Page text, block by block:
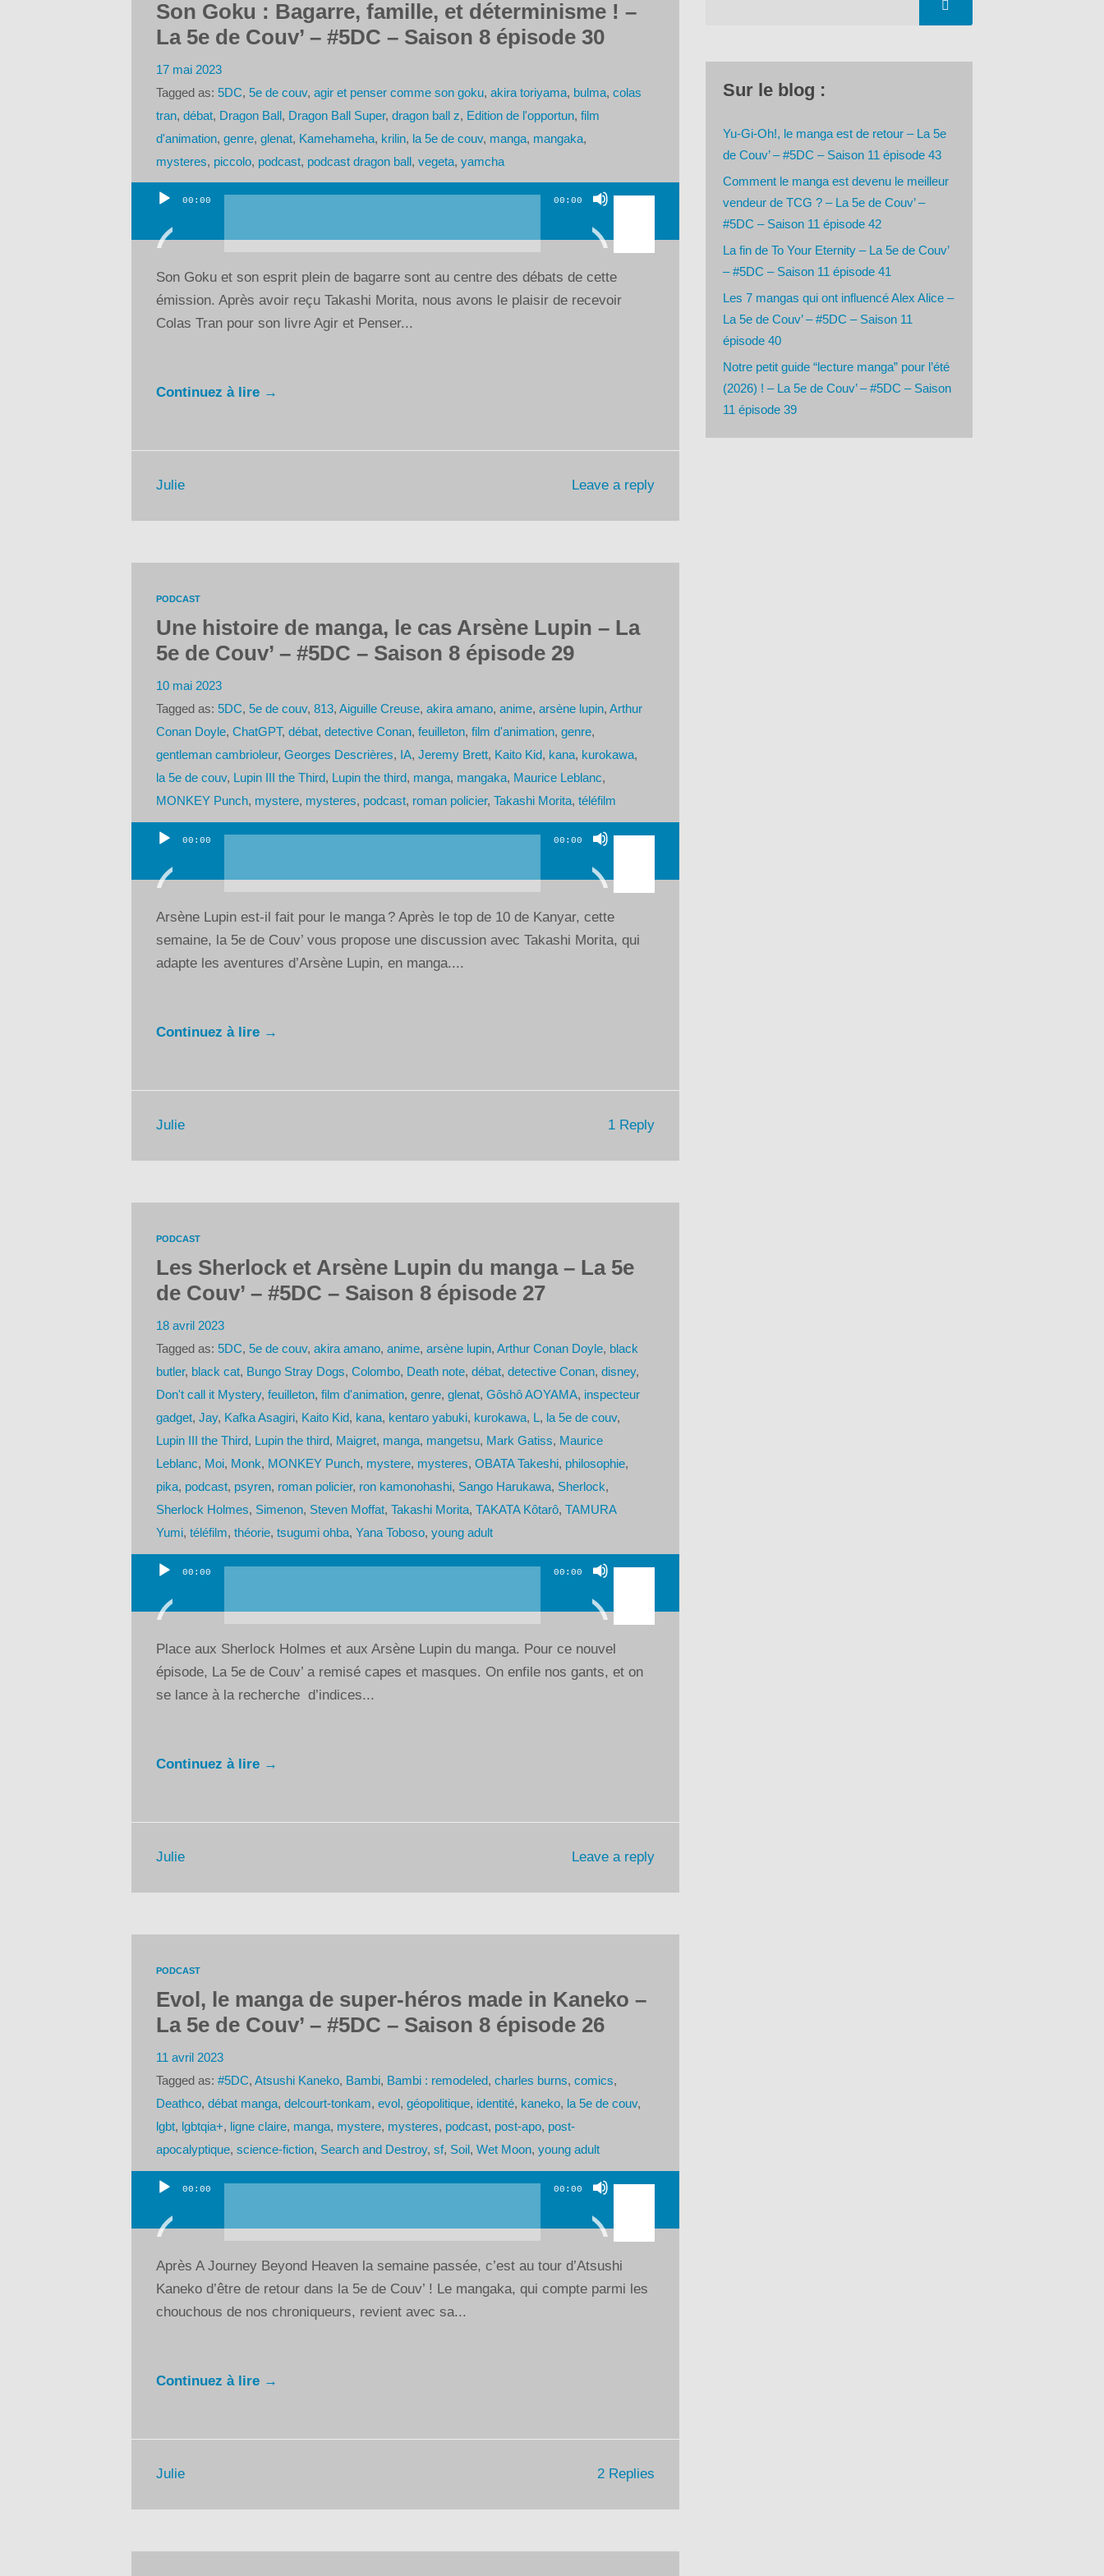
Son Goku : Bagarre, famille, et déterminisme ! –
La 5e de Couv’ – #5DC – Saison 8 épisode 30
17 mai 2023
Tagged as: 5DC, 5e de couv, agir et penser comme son goku, akira toriyama, bulma, colas
tran, débat, Dragon Ball, Dragon Ball Super, dragon ball z, Edition de l'opportun, film
d'animation, genre, glenat, Kamehameha, krilin, la 5e de couv, manga, mangaka,
mysteres, piccolo, podcast, podcast dragon ball, vegeta, yamcha
Lecteur
audio
00:00 00:00
Utilisez
flèches
pour
augmenter
Son Goku et son esprit plein de bagarre sont au centre des débats de cette
émission. Après avoir reçu Takashi Morita, nous avons le plaisir de recevoir
Colas Tran pour son livre Agir et Penser...
Continuez à lire →
Leave a reply
Julie
PODCAST
Une histoire de manga, le cas Arsène Lupin – La
5e de Couv’ – #5DC – Saison 8 épisode 29
10 mai 2023
Tagged as: 5DC, 5e de couv, 813, Aiguille Creuse, akira amano, anime, arsène lupin, Arthur
Conan Doyle, ChatGPT, débat, detective Conan, feuilleton, film d'animation, genre,
gentleman cambrioleur, Georges Descrières, IA, Jeremy Brett, Kaito Kid, kana, kurokawa,
la 5e de couv, Lupin III the Third, Lupin the third, manga, mangaka, Maurice Leblanc,
MONKEY Punch, mystere, mysteres, podcast, roman policier, Takashi Morita, téléfilm
Lecteur
audio
00:00 00:00
Utilisez
flèches
pour
augmenter
Arsène Lupin est-il fait pour le manga ? Après le top de 10 de Kanyar, cette
semaine, la 5e de Couv’ vous propose une discussion avec Takashi Morita, qui
adapte les aventures d’Arsène Lupin, en manga....
Continuez à lire →
1 Reply
Julie
PODCAST
Les Sherlock et Arsène Lupin du manga – La 5e
de Couv’ – #5DC – Saison 8 épisode 27
18 avril 2023
Tagged as: 5DC, 5e de couv, akira amano, anime, arsène lupin, Arthur Conan Doyle, black
butler, black cat, Bungo Stray Dogs, Colombo, Death note, débat, detective Conan, disney,
Don't call it Mystery, feuilleton, film d'animation, genre, glenat, Gôshô AOYAMA, inspecteur
gadget, Jay, Kafka Asagiri, Kaito Kid, kana, kentaro yabuki, kurokawa, L, la 5e de couv,
Lupin III the Third, Lupin the third, Maigret, manga, mangetsu, Mark Gatiss, Maurice
Leblanc, Moi, Monk, MONKEY Punch, mystere, mysteres, OBATA Takeshi, philosophie,
pika, podcast, psyren, roman policier, ron kamonohashi, Sango Harukawa, Sherlock,
Sherlock Holmes, Simenon, Steven Moffat, Takashi Morita, TAKATA Kôtarô, TAMURA
Yumi, téléfilm, théorie, tsugumi ohba, Yana Toboso, young adult
Lecteur
audio
00:00 00:00
Utilisez
flèches
pour
augmenter
Place aux Sherlock Holmes et aux Arsène Lupin du manga. Pour ce nouvel
épisode, La 5e de Couv’ a remisé capes et masques. On enfile nos gants, et on
se lance à la recherche d’indices...
Continuez à lire →
Leave a reply
Julie
PODCAST
Evol, le manga de super-héros made in Kaneko –
La 5e de Couv’ – #5DC – Saison 8 épisode 26
11 avril 2023
Tagged as: #5DC, Atsushi Kaneko, Bambi, Bambi : remodeled, charles burns, comics,
Deathco, débat manga, delcourt-tonkam, evol , géopolitique, identité, kaneko, la 5e de couv,
lgbt, lgbtqia+, ligne claire, manga, mystere, mysteres, podcast, post-apo, post-
apocalyptique, science-fiction, Search and Destroy, sf, Soil , Wet Moon, young adult
Lecteur
audio
00:00 00:00
Utilisez
flèches
pour
augmenter
Après A Journey Beyond Heaven la semaine passée, c’est au tour d’Atsushi
Kaneko d’être de retour dans la 5e de Couv’ ! Le mangaka, qui compte parmi les
chouchous de nos chroniqueurs, revient avec sa...
Continuez à lire →
2 Replies
Julie
Sur le blog :
Yu-Gi-Oh!, le manga est de retour – La 5e
de Couv’ – #5DC – Saison 11 épisode 43
Comment le manga est devenu le meilleur
vendeur de TCG ? – La 5e de Couv’ –
#5DC – Saison 11 épisode 42
La fin de To Your Eternity – La 5e de Couv’
– #5DC – Saison 11 épisode 41
Les 7 mangas qui ont influencé Alex Alice –
La 5e de Couv’ – #5DC – Saison 11
épisode 40
Notre petit guide “lecture manga” pour l’été
(2026) ! – La 5e de Couv’ – #5DC – Saison
11 épisode 39